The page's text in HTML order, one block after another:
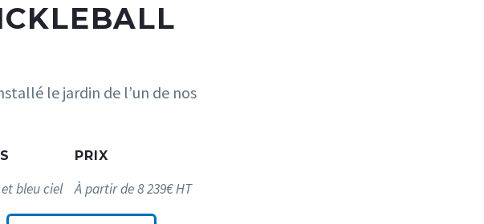
le jardin de l’un de nos
bleu ciel
PRIX
À partir de 8 239€ HT